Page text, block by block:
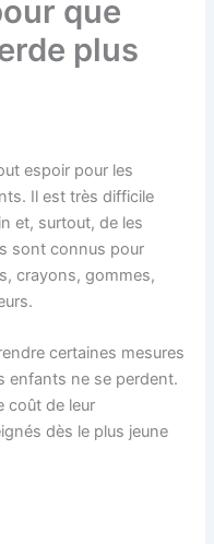
que
plus
espoir pour les
Il est très difficile
et, surtout, de les
sont connus pour
crayons, gommes,
certaines mesures
enfants ne se perdent.
coût de leur
dès le plus jeune